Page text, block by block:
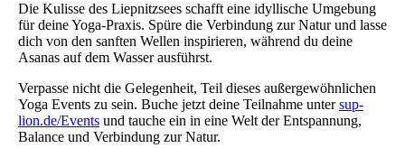
Die Kulisse des Liepnitzsees schafft eine idyllische Umgebung
für deine Yoga-Praxis. Spüre die Verbindung zur Natur und lasse
dich von den sanften Wellen inspirieren, während du deine
Asanas auf dem Wasser ausführst.
Verpasse nicht die Gelegenheit, Teil dieses außergewöhnlichen
Yoga Events zu sein. Buche jetzt deine Teilnahme untersup-
lion.de/Events und tauche ein in eine Welt der Entspannung,
Balance und Verbindung zur Natur.